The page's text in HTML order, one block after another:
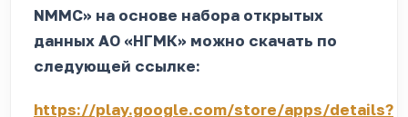
NMMC» на основе набора открытых
данных АО «НГМК» можно скачать по
следующей ссылке:
https://play.google.com/store/apps/details?